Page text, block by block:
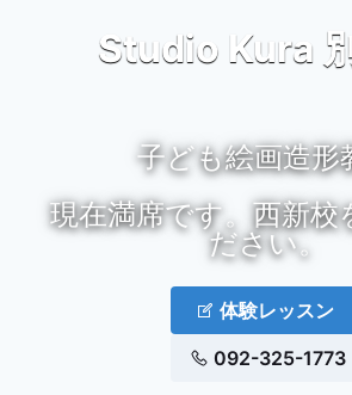
Studio Kura
子ども絵画造形
現在満席です。西新校
ださい。
体験レッスン
092-325-1773